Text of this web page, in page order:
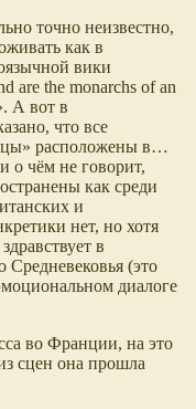
точно неизвестно,
как в
вики
are the monarchs of an
А вот в
что все
расположены в…
о чём не говорит,
как среди
и
нет, но хотя
в
Средневековья (это
диалоге
во Франции, на это
сцен она прошла